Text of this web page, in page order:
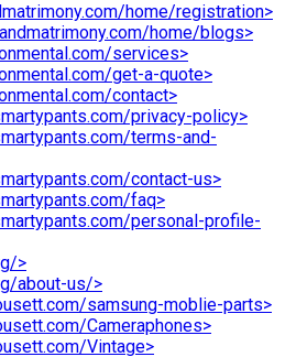
home/registration>
home/blogs>
services>
get-a-quote>
contact>
privacy-policy>
terms-and-
contact-us>
faq>
personal-profile-
>
about-us/>
samsung-moblie-parts>
Cameraphones>
Vintage>